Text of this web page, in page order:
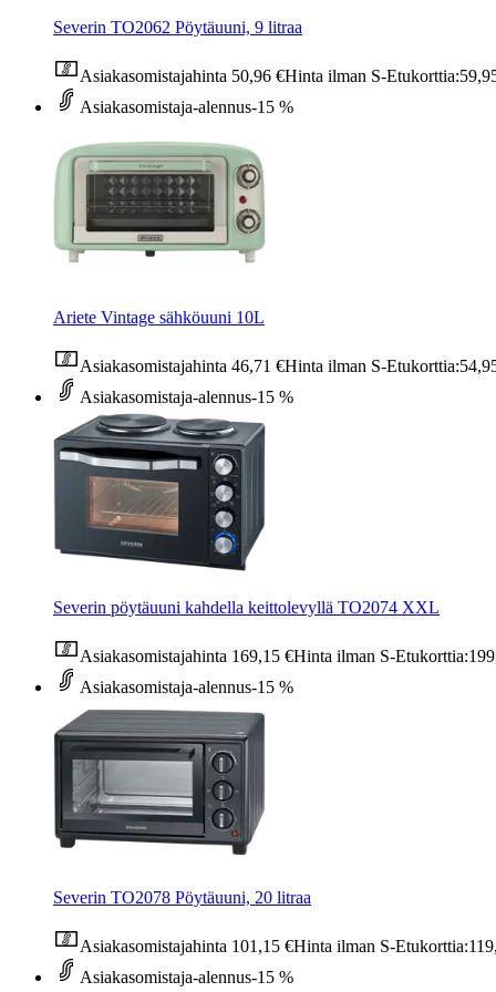
Severin TO2062 Pöytäuuni, 9 litraa
Asiakasomistajahinta 50,96 €Hinta ilman S-Etukorttia:
Asiakasomistaja-alennus-15 %
Ariete Vintage sähköuuni 10L
Asiakasomistajahinta 46,71 €Hinta ilman S-Etukorttia:
Asiakasomistaja-alennus-15 %
Severin pöytäuuni kahdella keittolevyllä TO2074 XXL
Asiakasomistajahinta 169,15 €Hinta ilman S-Etukorttia:
Asiakasomistaja-alennus-15 %
Severin TO2078 Pöytäuuni, 20 litraa
Asiakasomistajahinta 101,15 €Hinta ilman S-Etukorttia:
Asiakasomistaja-alennus-15 %